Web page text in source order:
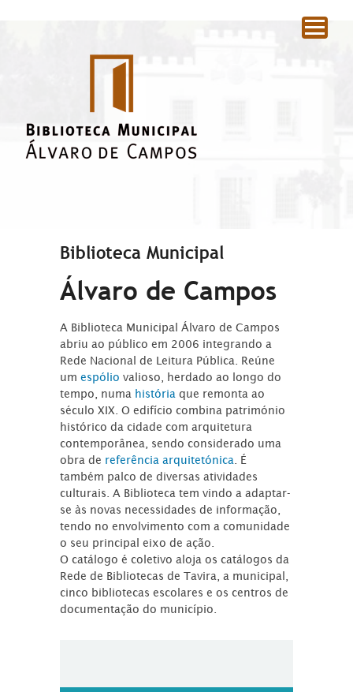
Biblioteca Municipal
Álvaro de Campos
A Biblioteca Municipal Álvaro de Campos
abriu ao público em 2006 integrando a
Rede Nacional de Leitura Pública. Reúne
umespóliovalioso, herdado ao longo do
tempo, numa história que remonta ao
século XIX. O edifício combina património
histórico da cidade com arquitetura
contemporânea, sendo considerado uma
obra de referência arquitetónica . É
também palco de diversas atividades
culturais. A Biblioteca tem vindo a adaptar-
se às novas necessidades de informação,
tendo no envolvimento com a comunidade
o seu principal eixo de ação.
O catálogo é coletivo aloja os catálogos da
Rede de Bibliotecas de Tavira, a municipal,
cinco bibliotecas escolares e os centros de
documentação do município.